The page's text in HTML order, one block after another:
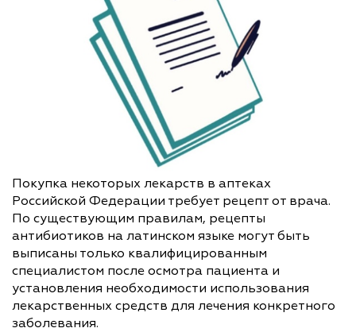
Покупка некоторых лекарств в аптеках
Российской Федерации требует рецепт от врача.
По существующим правилам, рецепты
антибиотиков на латинском языке могут быть
выписаны только квалифицированным
специалистом после осмотра пациента и
установления необходимости использования
лекарственных средств для лечения конкретного
заболевания.